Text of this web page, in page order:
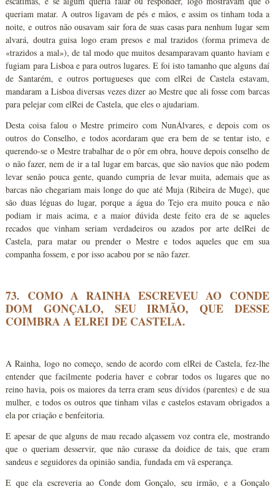
queriam matar. A outros ligavam de pés e mãos, e assim os tinham toda a
noite, e outros não ousavam sair fora de suas casas para nenhum lugar sem
alvará, doutra guisa logo eram presos e mal trazidos (forma primeva de
«trazidos a mal»), de tal modo que muitos desamparavam quanto haviam e
fugiam para Lisboa e para outros lugares. E foi isto tamanho que alguns daí
de Santarém, e outros portugueses que com elRei de Castela estavam,
mandaram a Lisboa diversas vezes dizer ao Mestre que ali fosse com barcas
para pelejar com elRei de Castela, que eles o ajudariam.
Desta coisa falou o Mestre primeiro com NunÁlvares, e depois com os
outros do Conselho, e todos acordaram que era bem de se tentar isto, e
querendo-se o Mestre trabalhar de o pôr em obra, houve depois conselho de
o não fazer, nem de ir a tal lugar em barcas, que são navios que não podem
levar senão pouca gente, quando cumpria de levar muita, ademais que as
barcas não chegariam mais longe do que até Muja (Ribeira de Muge), que
são duas léguas do lugar, porque a água do Tejo era muito pouca e não
podiam ir mais acima, e a maior dúvida deste feito era de se aqueles
recados que vinham seriam verdadeiros ou azados por arte delRei de
Castela, para matar ou prender o Mestre e todos aqueles que em sua
companha fossem, e por isso acabou por se não fazer.
73. COMO A RAINHA ESCREVEU AO CONDE
DOM GONÇALO, SEU IRMÃO, QUE DESSE
COIMBRA A ELREI DE CASTELA.
A Rainha, logo no começo, sendo de acordo com elRei de Castela, fez-lhe
entender que facilmente poderia haver e cobrar todos os lugares que no
reino havia, pois os maiores da terra eram seus dívidos (parentes) e de sua
mulher, e todos os outros que tinham vilas e castelos estavam obrigados a
ela por criação e benfeitoria.
E apesar de que alguns de mau recado alçassem voz contra ele, mostrando
que o queriam desservir, que não curasse da doidice de tais, que eram
sandeus e seguidores da opinião sandia, fundada em vã esperança.
E que ela escreveria ao Conde dom Gonçalo, seu irmão, e a Gonçalo